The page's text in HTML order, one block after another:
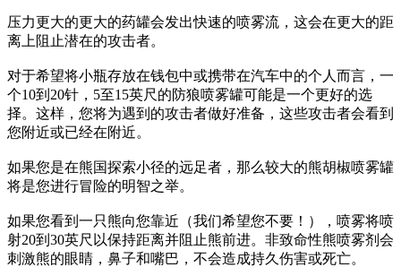
压力更大的更大的药罐会发出快速的喷雾流，这会在更大的距
离上阻止潜在的攻击者。
对于希望将小瓶存放在钱包中或携带在汽车中的个人而言，一
个10到20针，5至15英尺的防狼喷雾罐可能是一个更好的选
择。这样，您将为遇到的攻击者做好准备，这些攻击者会看到
您附近或已经在附近。
如果您是在熊国探索小径的远足者，那么较大的熊胡椒喷雾罐
将是您进行冒险的明智之举。
如果您看到一只熊向您靠近（我们希望您不要！），喷雾将喷
射20到30英尺以保持距离并阻止熊前进。非致命性熊喷雾剂会
刺激熊的眼睛，鼻子和嘴巴，不会造成持久伤害或死亡。